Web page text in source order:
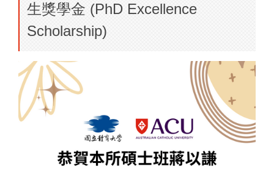
生獎學金 (PhD Excellence
Scholarship)